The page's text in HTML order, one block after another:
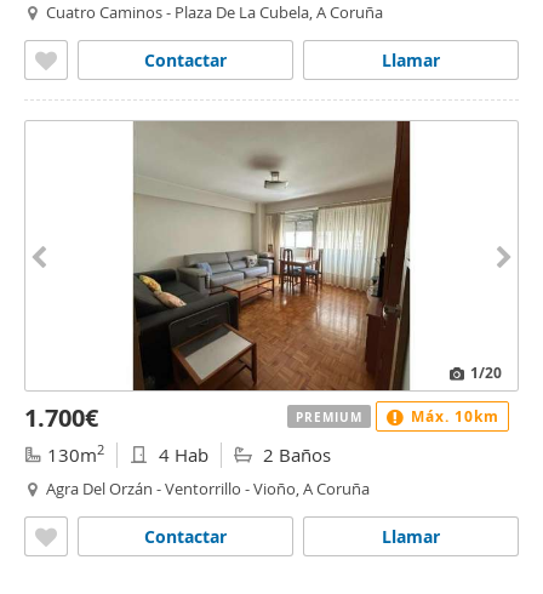
Cuatro Caminos - Plaza De La Cubela, A Coruña
Llamar
Contactar
1/20
1.700€
130m2 4 Hab 2 Baños
Agra Del Orzán - Ventorrillo - Vioño, A Coruña
Llamar
Contactar
PREMIUM Máx. 10km